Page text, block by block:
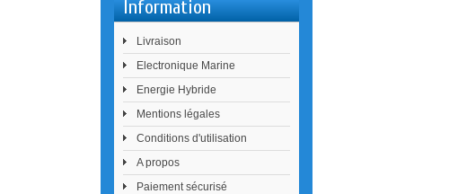
Information
Livraison
Electronique Marine
Energie Hybride
Mentions légales
Conditions d'utilisation
A propos
Paiement sécurisé